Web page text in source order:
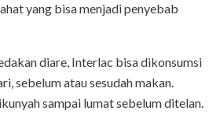
yang bisa menjadi penyebab
diare, Interlac bisa dikonsumsi
sebelum atau sesudah makan.
sampai lumat sebelum ditelan.